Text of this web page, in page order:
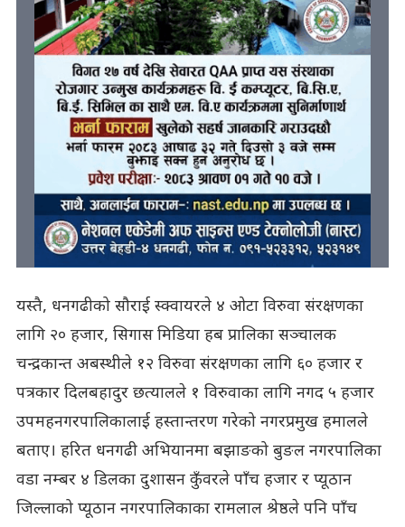
यस्तै, धनगढीको सौराई स्क्वायरले ४ ओटा विरुवा संरक्षणका
लागि २० हजार, सिगास मिडिया हब प्रालिका सञ्चालक
चन्द्रकान्त अबस्थीले १२ विरुवा संरक्षणका लागि ६० हजार र
पत्रकार दिलबहादुर छत्यालले १ विरुवाका लागि नगद ५ हजार
उपमहनगरपालिकालाई हस्तान्तरण गरेको नगरप्रमुख हमालले
बताए। हरित धनगढी अभियानमा बझाङको बुङल नगरपालिका
वडा नम्बर ४ डिलका दुशासन कुँवरले पाँच हजार र प्यूठान
जिल्लाको प्यूठान नगरपालिकाका रामलाल श्रेष्ठले पनि पाँच